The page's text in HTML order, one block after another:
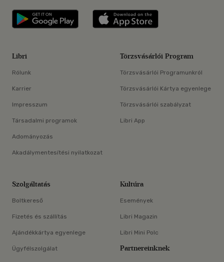
Libri applikáció Szerezd meg: Google
Libri
Rólunk
Karrier
Impresszum
Társadalmi programok
Adományozás
Akadálymentesítési nyilatkozat
Törzsvásárlói Program
Törzsvásárlói Programunkról
Törzsvásárlói Kártya egyenlege
Törzsvásárlói szabályzat
Libri App
Szolgáltatás
Boltkereső
Fizetés és szállítás
Ajándékkártya egyenlege
Ügyfélszolgálat
Kultúra
Események
Libri Magazin
Libri Mini Polc
Partnereinknek